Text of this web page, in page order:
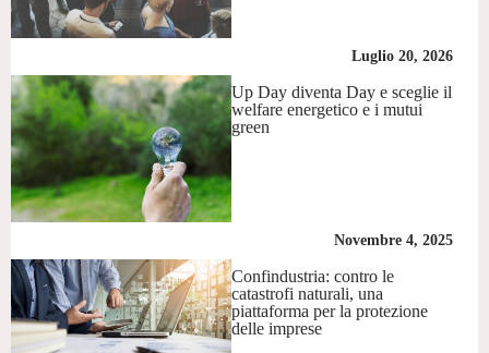
Luglio 20, 2026
Up Day diventa Day e sceglie il
welfare energetico e i mutui
green
Novembre 4, 2025
Confindustria: contro le
catastrofi naturali, una
piattaforma per la protezione
delle imprese